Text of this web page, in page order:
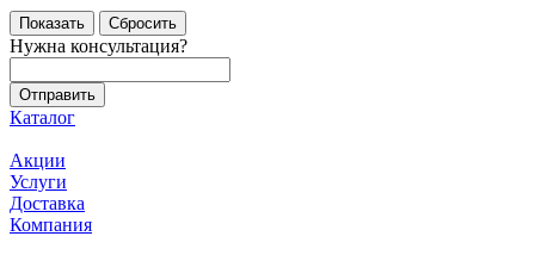
Сбросить
Нужна консультация?
Каталог
Акции
Услуги
Доставка
Компания